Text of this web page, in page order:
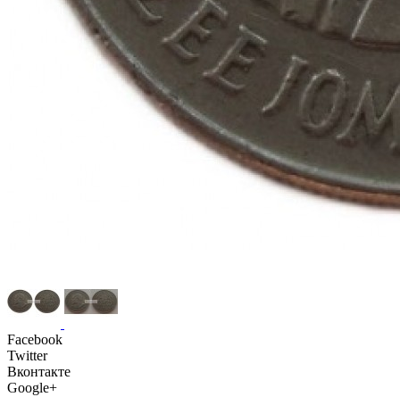
Facebook
Twitter
Вконтакте
Google+